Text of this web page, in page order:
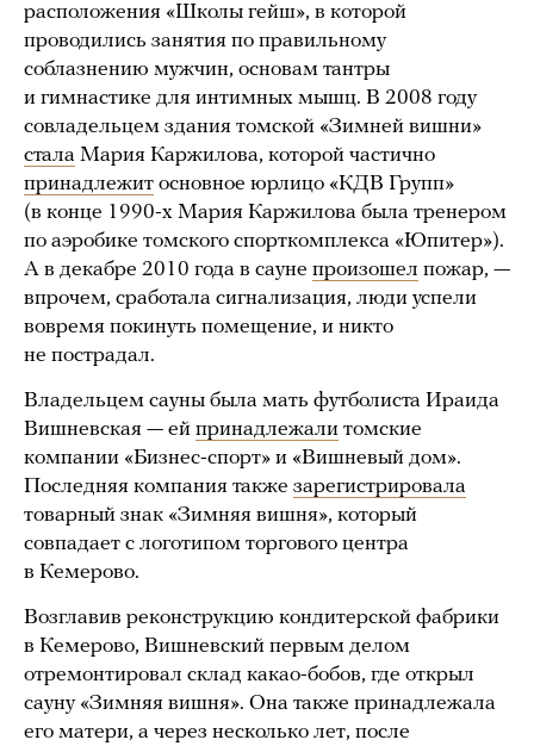
расположения «Школы гейш», в которой
проводились занятия по правильному
соблазнению мужчин, основам тантры
и гимнастике для интимных мышц. В 2008 году
совладельцем здания томской «Зимней вишни»
стала Мария Каржилова, которой частично
принадлежит основное юрлицо «КДВ Групп»
(в конце 1990-х Мария Каржилова была тренером
по аэробике томского спорткомплекса «Юпитер»).
А в декабре 2010 года в сауне произошел пожар, —
впрочем, сработала сигнализация, люди успели
вовремя покинуть помещение, и никто
не пострадал.
Владельцем сауны была мать футболиста Ираида
Вишневская — ей принадлежали томские
компании «Бизнес-спорт» и «Вишневый дом».
Последняя компания также зарегистрировала
товарный знак «Зимняя вишня», который
совпадает с логотипом торгового центра
в Кемерово.
Возглавив реконструкцию кондитерской фабрики
в Кемерово, Вишневский первым делом
отремонтировал склад какао-бобов, где открыл
сауну «Зимняя вишня». Она также принадлежала
его матери, а через несколько лет, после